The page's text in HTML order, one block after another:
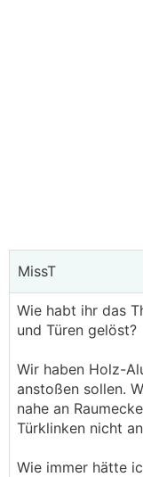
MissT
Wie habt ihr das
und Türen gelöst?
Wir haben Holz-
anstoßen sollen.
nahe an
Türklinken nicht
Wie immer hätte